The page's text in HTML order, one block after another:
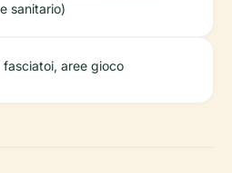
sanitario)
aree gioco